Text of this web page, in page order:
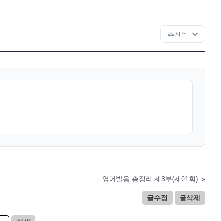
영어발음 총정리 제3부(제01회) »
글수정 글삭제